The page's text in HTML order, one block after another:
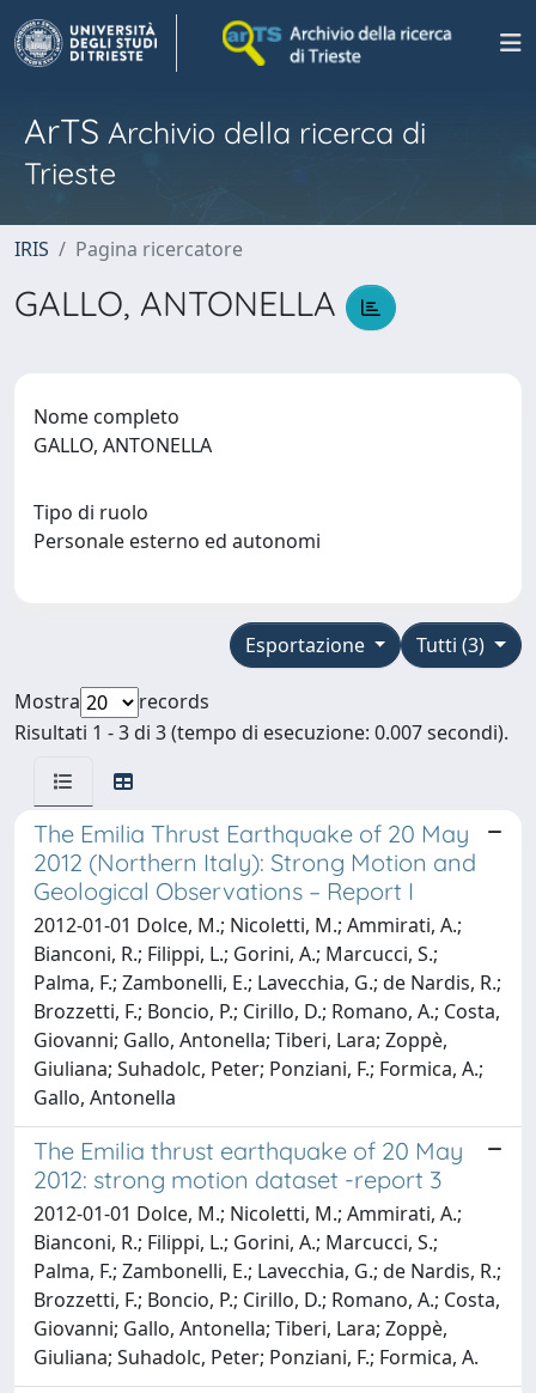
ArTS Archivio della ricerca di
Trieste
IRIS Pagina ricercatore
GALLO, ANTONELLA
Nome completo
GALLO, ANTONELLA
Tipo di ruolo
Personale esterno ed autonomi
Tutti (3)
Esportazione
Mostra
records
Risultati 1 - 3 di 3 (tempo di esecuzione: 0.007 secondi).
The Emilia Thrust Earthquake of 20 May
2012 (Northern Italy): Strong Motion and
Geological Observations – Report I
2012-01-01 Dolce, M.; Nicoletti, M.; Ammirati, A.;
Bianconi, R.; Filippi, L.; Gorini, A.; Marcucci, S.;
Palma, F.; Zambonelli, E.; Lavecchia, G.; de Nardis, R.;
Brozzetti, F.; Boncio, P.; Cirillo, D.; Romano, A.; Costa,
Giovanni; Gallo, Antonella; Tiberi, Lara; Zoppè,
Giuliana; Suhadolc, Peter; Ponziani, F.; Formica, A.;
Gallo, Antonella
The Emilia thrust earthquake of 20 May
2012: strong motion dataset -report 3
2012-01-01 Dolce, M.; Nicoletti, M.; Ammirati, A.;
Bianconi, R.; Filippi, L.; Gorini, A.; Marcucci, S.;
Palma, F.; Zambonelli, E.; Lavecchia, G.; de Nardis, R.;
Brozzetti, F.; Boncio, P.; Cirillo, D.; Romano, A.; Costa,
Giovanni; Gallo, Antonella; Tiberi, Lara; Zoppè,
Giuliana; Suhadolc, Peter; Ponziani, F.; Formica, A.